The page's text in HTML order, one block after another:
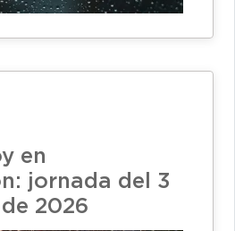
en
jornada del 3
2026